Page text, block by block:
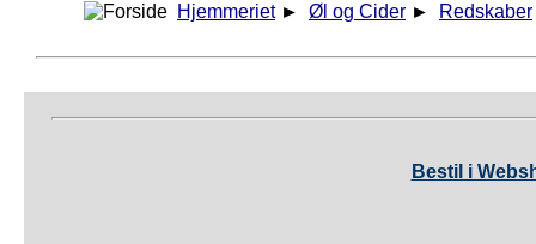
Hjemmeriet ► Øl og Cider ► Redskaber
Bestil i